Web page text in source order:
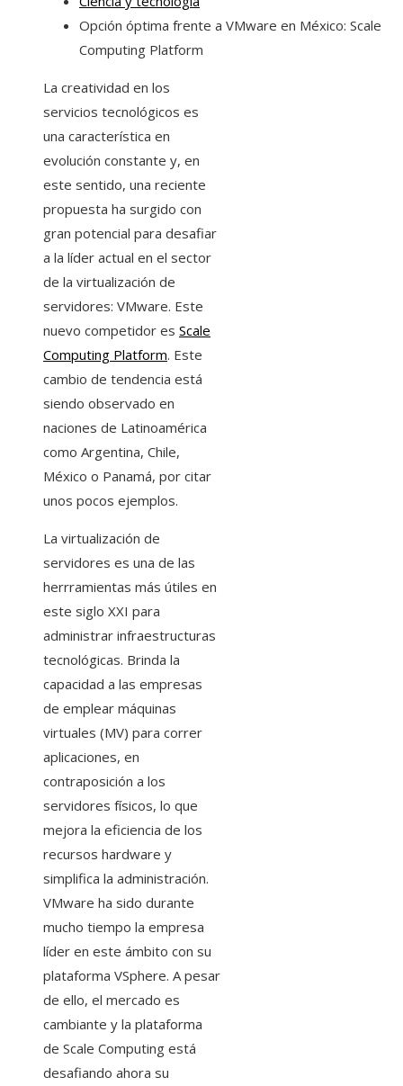
Opción óptima frente a VMware en México: Scale
Computing Platform
La creatividad en los
servicios tecnológicos es
una característica en
evolución constante y, en
este sentido, una reciente
propuesta ha surgido con
gran potencial para desafiar
a la líder actual en el sector
de la virtualización de
servidores: VMware. Este
nuevo competidor es Scale
Computing Platform. Este
cambio de tendencia está
siendo observado en
naciones de Latinoamérica
como Argentina, Chile,
México o Panamá, por citar
unos pocos ejemplos.
La virtualización de
servidores es una de las
herrramientas más útiles en
este siglo XXI para
administrar infraestructuras
tecnológicas. Brinda la
capacidad a las empresas
de emplear máquinas
virtuales (MV) para correr
aplicaciones, en
contraposición a los
servidores físicos, lo que
mejora la eficiencia de los
recursos hardware y
simplifica la administración.
VMware ha sido durante
mucho tiempo la empresa
líder en este ámbito con su
plataforma VSphere. A pesar
de ello, el mercado es
cambiante y la plataforma
de Scale Computing está
desafiando ahora su